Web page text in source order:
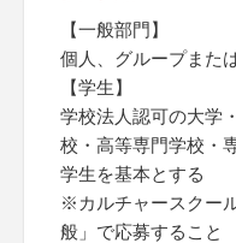
【一般部門】
個人、グループまた
【学生】
学校法人認可の大学
校・高等専門学校・
学生を基本とする
※カルチャースクー
般」で応募すること